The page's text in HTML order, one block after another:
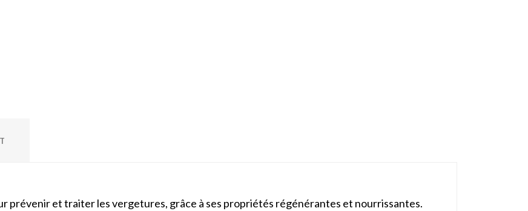
prévenir et traiter les vergetures, grâce à ses propriétés régénérantes et nourrissantes.